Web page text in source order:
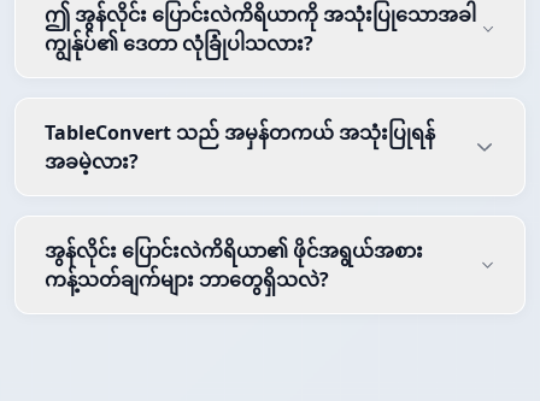
ဤ အွန်လိုင်း ပြောင်းလဲကိရိယာကို အသုံးပြုသောအခါ
ကျွန်ုပ်၏ ဒေတာ လုံခြုံပါသလား?
TableConvert သည် အမှန်တကယ် အသုံးပြုရန်
အခမဲ့လား?
အွန်လိုင်း ပြောင်းလဲကိရိယာ၏ ဖိုင်အရွယ်အစား
ကန့်သတ်ချက်များ ဘာတွေရှိသလဲ?